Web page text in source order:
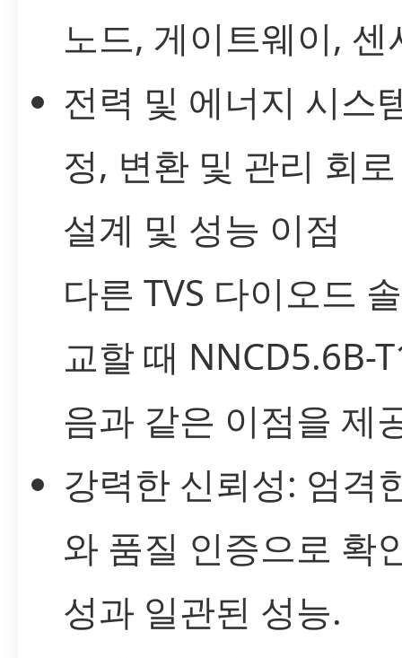
노드, 게이트웨이, 센
전력 및 에너지 시스
정, 변환 및 관리 회로
설계 및 성능 이점
다른 TVS 다이오드
교할 때 NNCD5.6B-
음과 같은 이점을 제
강력한 신뢰성: 엄격
와 품질 인증으로 확
성과 일관된 성능.